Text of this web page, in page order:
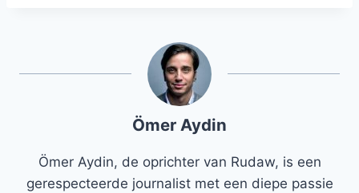
Ömer Aydin
Ömer Aydin, de oprichter van Rudaw, is een
gerespecteerde journalist met een diepe passie